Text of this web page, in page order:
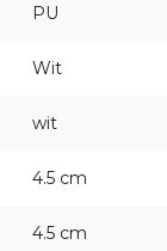
PU
Wit
wit
4.5 cm
4.5 cm